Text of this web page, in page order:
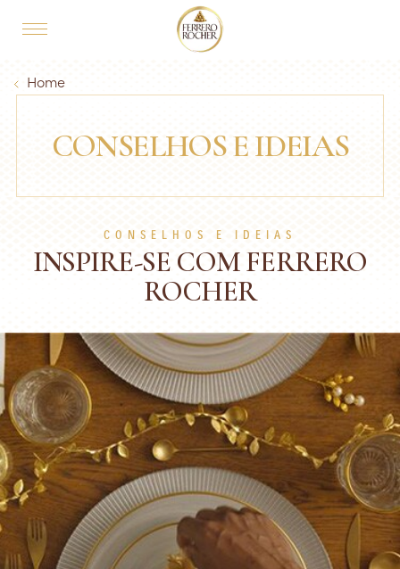
MAIN NAVIGATION
Breadcrumb
Home
CONSELHOS E IDEIAS
CONSELHOS E IDEIAS
INSPIRE-SE COM FERRERO
ROCHER